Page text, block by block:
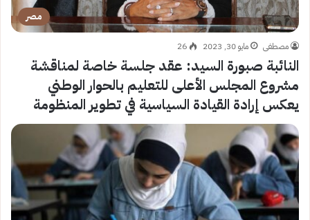
مصر
مصطفى مايو 30, 2023 26
النائبة صبورة السيد: عقد جلسة خاصة لمناقشة
مشروع المجلس الأعلى للتعليم بالحوار الوطني
يعكس إرادة القيادة السياسية في تطوير المنظومة